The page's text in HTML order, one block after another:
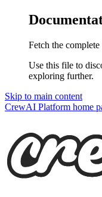
Fetch the
Use this file to
exploring further.
Skip to main content
CrewAI Platform home